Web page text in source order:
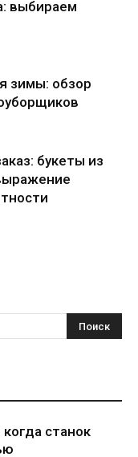
выбираем
зимы: обзор
букеты из
станок